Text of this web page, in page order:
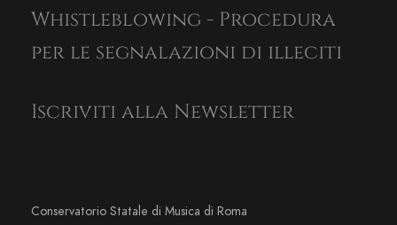
Whistleblowing - Procedura
per le segnalazioni di illeciti
Iscriviti alla Newsletter
Conservatorio Statale di Musica di Roma